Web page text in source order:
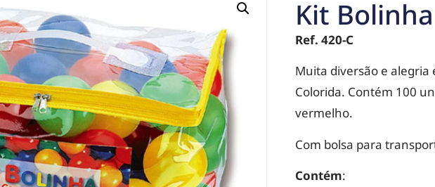
Kit
Ref. 420-C
Muita diversão e alegria
Colorida. Contém 100
vermelho.
Com bolsa para
Contém: